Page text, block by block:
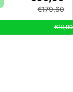
€179,60
€19,90